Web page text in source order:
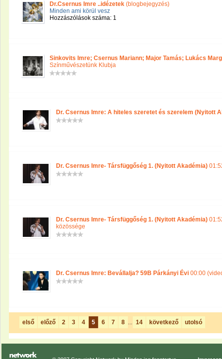
Dr.Csernus Imre ..idézetek (blogbejegyzés)
Minden ami körül vesz
Hozzászólások száma: 1
Sinkovits Imre; Csernus Mariann; Major Tamás; Lukács
Színművészetünk Klubja
Dr. Csernus Imre: A hiteles szeretet és szerelem (Nyitott
Dr. Csernus Imre- Társfüggőség 1. (Nyitott Akadémia)
Dr. Csernus Imre- Társfüggőség 1. (Nyitott Akadémia)
közössége
Dr. Csernus Imre: Bevállalja? 59B Párkányi Évi 00:00
első előző 2 3 4 5 6 7 8 ... 14 következő utolsó